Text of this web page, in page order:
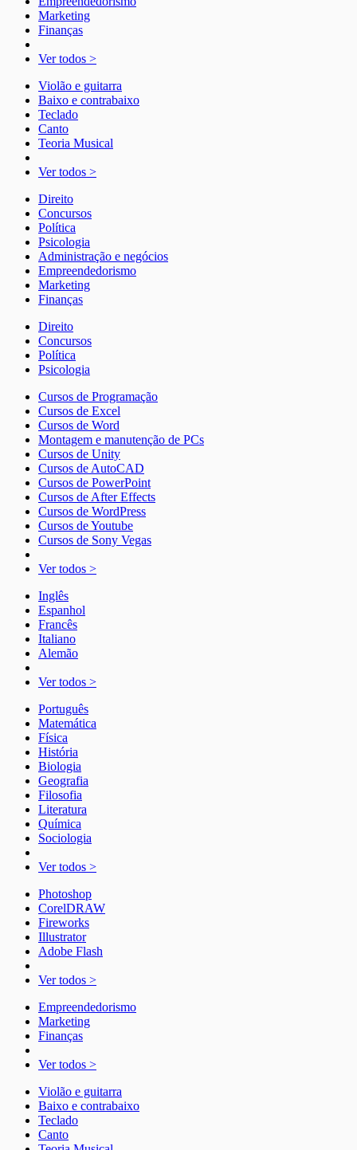
Marketing
Finanças
Ver todos >
Violão e guitarra
Baixo e contrabaixo
Teclado
Canto
Teoria Musical
Ver todos >
Direito
Concursos
Política
Psicologia
Administração e negócios
Empreendedorismo
Marketing
Finanças
Direito
Concursos
Política
Psicologia
Cursos de Programação
Cursos de Excel
Cursos de Word
Montagem e manutenção de PCs
Cursos de Unity
Cursos de AutoCAD
Cursos de PowerPoint
Cursos de After Effects
Cursos de WordPress
Cursos de Youtube
Cursos de Sony Vegas
Ver todos >
Inglês
Espanhol
Francês
Italiano
Alemão
Ver todos >
Português
Matemática
Física
História
Biologia
Geografia
Filosofia
Literatura
Química
Sociologia
Ver todos >
Photoshop
CorelDRAW
Fireworks
Illustrator
Adobe Flash
Ver todos >
Empreendedorismo
Marketing
Finanças
Ver todos >
Violão e guitarra
Baixo e contrabaixo
Teclado
Canto